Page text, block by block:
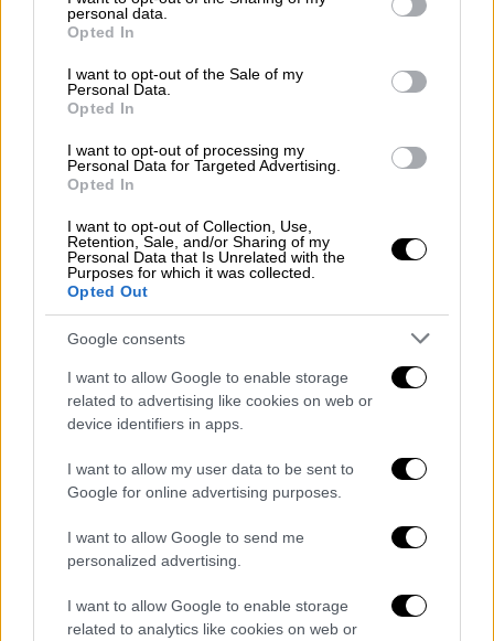
grant or deny consent to Google and its third-party tags to
use your data for below specified purposes in below Google
consent section.
personal data.
Opted In
I want to opt-out of the Sale of my
Personal Data.
Opted In
I want to opt-out of processing my
Personal Data for Targeted Advertising.
Opted In
I want to opt-out of Collection, Use,
Retention, Sale, and/or Sharing of my
Personal Data that Is Unrelated with the
Purposes for which it was collected.
Opted Out
Google consents
I want to allow Google to enable storage
related to advertising like cookies on web or
device identifiers in apps.
I want to allow my user data to be sent to
Google for online advertising purposes.
I want to allow Google to send me
personalized advertising.
I want to allow Google to enable storage
related to analytics like cookies on web or
παράνομων ενεργειών.
Βάσει των ίδιων πηγών, στο συγκεκριμένο
ηχητικό υλικό ακούγονται υπουργοί και
βουλευτέςνα μιλούν με στελέχη του
οργανισμού, διεκδικώντας συγκεκριμένες
άμεσα την εκλογική τους πελατεία.
Ο νέος φάκελος, ο οποίος καταρτίστηκε από
την Αρχή Καταπολέμησης της Διαφθοράς,
εμπεριέχει ευρήματα που δείχνουν μαζικές
παραβάσεις στην κατανομή των ενισχύσεων.